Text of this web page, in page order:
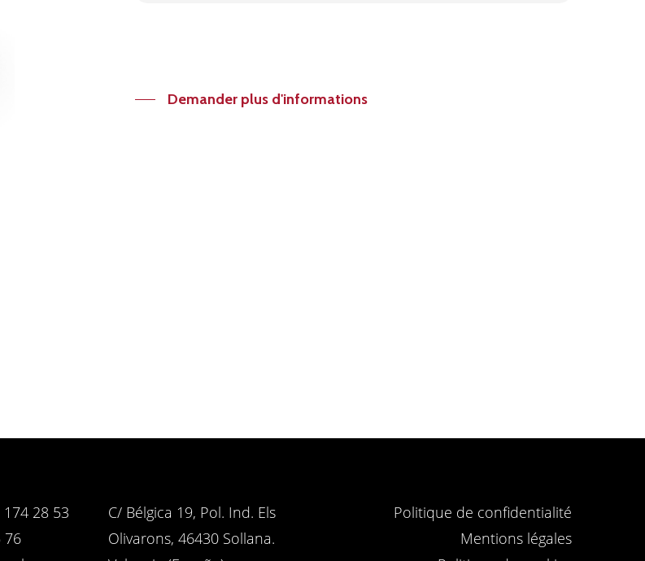
Demander plus d'informations
174 28 53
76
C/ Bélgica 19, Pol. Ind. Els
Olivarons, 46430 Sollana.
Politique de confidentialité
Mentions légales